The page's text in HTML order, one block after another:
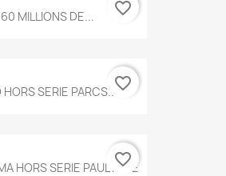
60 MILLIONS DE... favorite_border
SERIE PARCS...favorite_border
HORS SERIE PAUL KLEE
favorite_border